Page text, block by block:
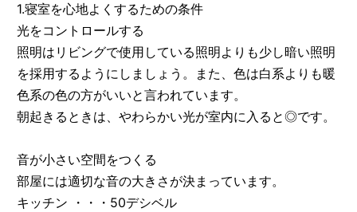
1.寝室を心地よくするための条件
光をコントロールする
照明はリビングで使用している照明よりも少し暗い照明
を採用するようにしましょう。また、色は白系よりも暖
色系の色の方がいいと言われています。
朝起きるときは、やわらかい光が室内に入ると◎です。
音が小さい空間をつくる
部屋には適切な音の大きさが決まっています。
キッチン ・・・50デシベル